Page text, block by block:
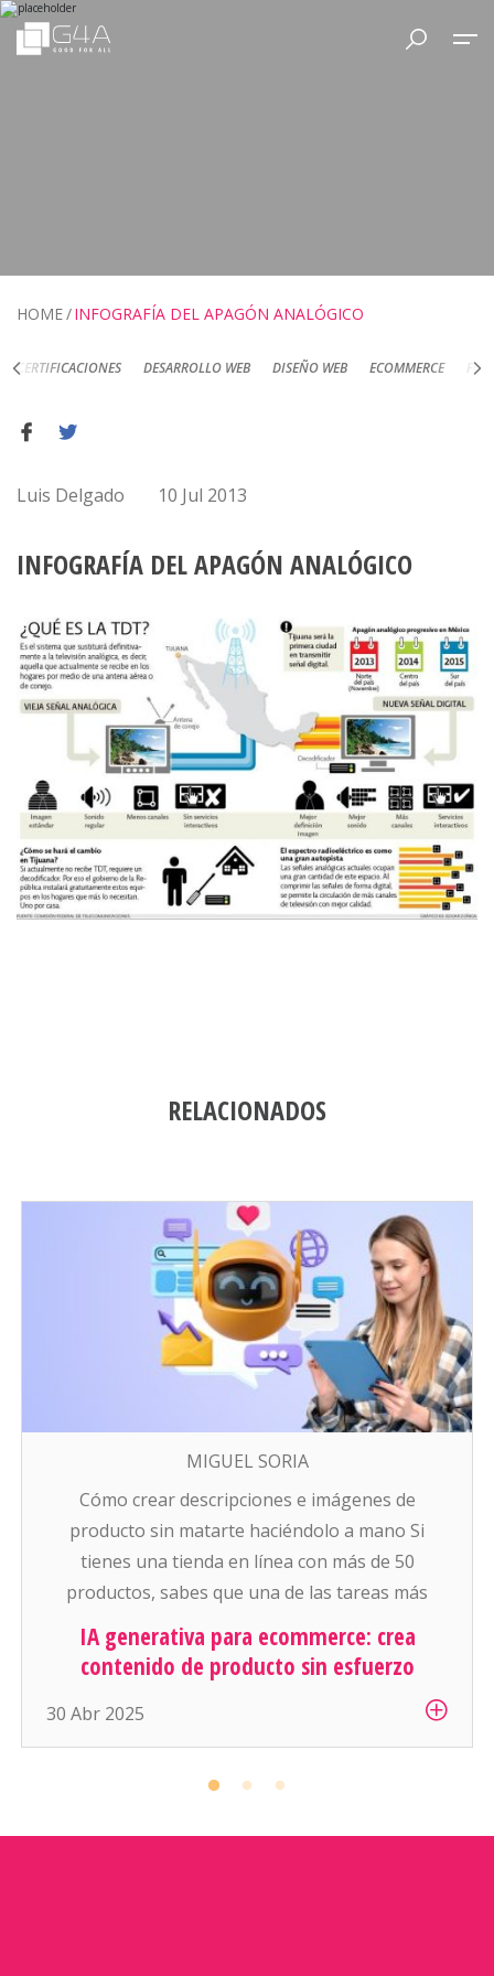
HOME INFOGRAFÍA DEL APAGÓN ANALÓGICO
DESARROLLO WEB DISEÑO WEB ECOMMERCE FOTOGRAFÍA DE
Luis Delgado 10 Jul 2013
INFOGRAFÍA DEL APAGÓN ANALÓGICO
RELACIONADOS
MIGUEL SORIA
Cómo crear descripciones e imágenes de
producto sin matarte haciéndolo a mano Si
tienes una tienda en línea con más de 50
productos, sabes que una de las tareas más
pesadas (y aburridas) es: escribir descripciones
atractivas y conseguir buenas fotos para cada
artículo. Y si manejas cientos o miles de
productos… es simplemente inhumano […]
IA generativa para ecommerce: crea
contenido de producto sin esfuerzo
30 Abr 2025